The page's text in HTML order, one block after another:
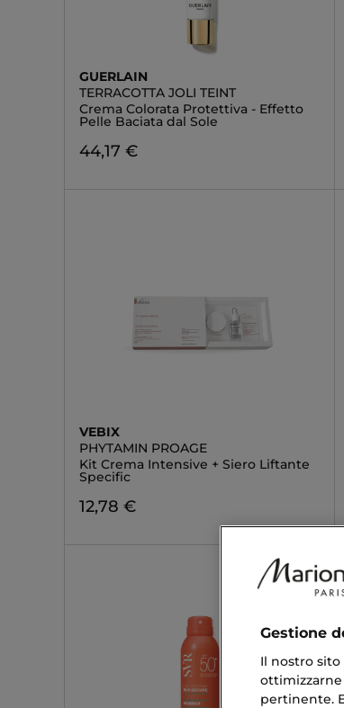
GUERLAIN
TERRACOTTA JOLI TEINT
Crema Colorata Protettiva - Effetto
Pelle Baciata dal Sole
44,17 €
VEBIX
PHYTAMIN PROAGE
Kit Crema Intensive + Siero Liftante
Specific
12,78 €
Gestione
Il nostro
pertinente.